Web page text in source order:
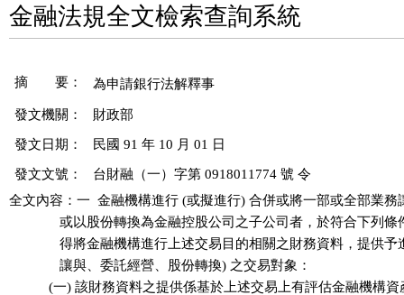
金融法規全文檢索查詢系統
摘 要：
發文機關： 財政部
發文日期： 民國 91 年 10 月 01 日
發文文號：
台財融（一）字第 0918011774 號 令
全文內容：一  金融機構進行 (或擬進行) 合併或將一部或全部業務
或以股份轉換為金融控股公司之子公司者，於符合下列
得將金融機構進行上述交易目的相關之財務資料，提供予
              讓與、委託經營、股份轉換) 之交易對象：
(一) 該財務資料之提供係基於上述交易上有評估金融機構